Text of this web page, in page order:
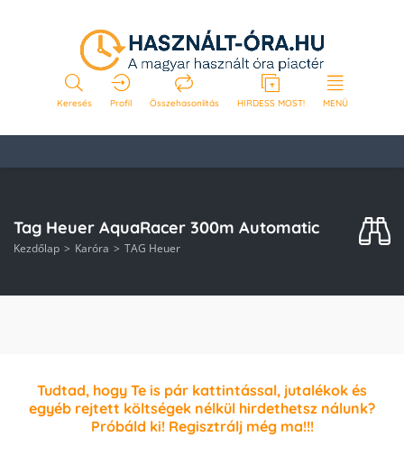
Keresés Profil Összehasonlítás HIRDESS MOST! MENÜ
Tag Heuer AquaRacer 300m Automatic
Kezdőlap Karóra TAG Heuer
Tudtad, hogy Te is pár kattintással, jutalékok és
egyéb rejtett költségek nélkül hirdethetsz nálunk?
Próbáld ki! Regisztrálj még ma!!!